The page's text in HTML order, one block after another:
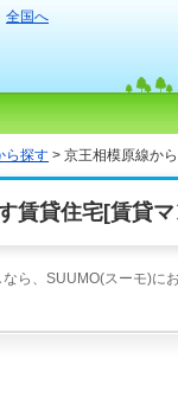
全国へ
ら探す > 京王相模原線か
賃貸住宅[賃貸
ら、SUUMO(スーモ)